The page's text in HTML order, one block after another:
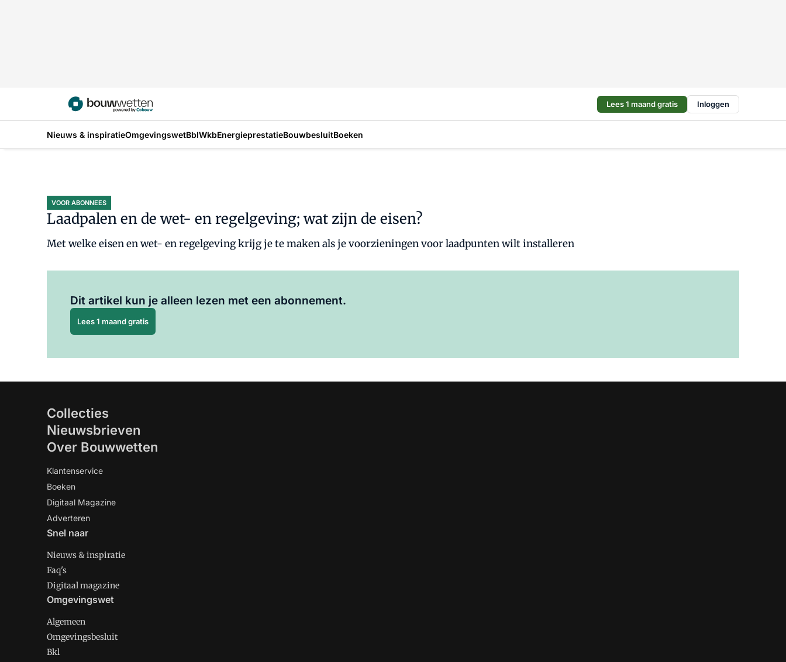
Lees 1 maand gratis Inloggen
Nieuws & inspiratieOmgevingswetBblWkbEnergieprestatieBouwbesluitBoeken
VOOR ABONNEES
Laadpalen en de wet- en regelgeving; wat zijn de eisen?
Met welke eisen en wet- en regelgeving krijg je te maken als je voorzieningen voor laadpunten wilt installeren
Dit artikel kun je alleen lezen met een abonnement.
Lees 1 maand gratis
Collecties
Nieuwsbrieven
Over Bouwwetten
Klantenservice
Boeken
Digitaal Magazine
Adverteren
Snel naar
Nieuws & inspiratie
Faq's
Digitaal magazine
Omgevingswet
Algemeen
Omgevingsbesluit
Bkl